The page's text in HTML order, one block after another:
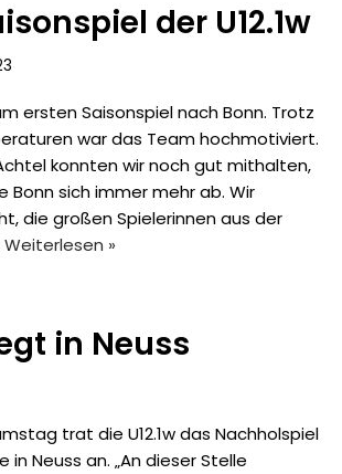
der U12.1w
ersten Saisonspiel nach Bonn. Trotz
war das Team hochmotiviert.
konnten wir noch gut mithalten,
sich immer mehr ab. Wir
die großen Spielerinnen aus der
Weiterlesen »
in Neuss
trat die U12.1w das Nachholspiel
in Neuss an. „An dieser Stelle